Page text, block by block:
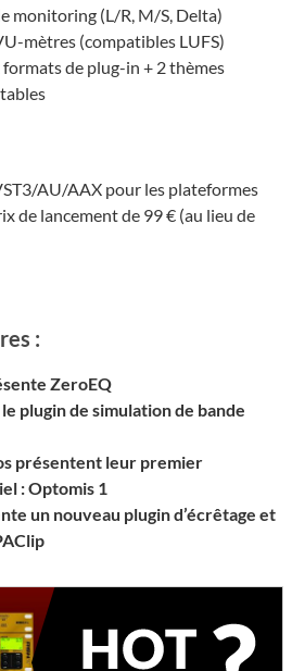
monitoring (L/R, M/S, Delta)
mètres (compatibles LUFS)
de plug-in + 2 thèmes
AU/AAX pour les plateformes
de lancement de 99 € (au lieu de
:
ZeroEQ
plugin de simulation de bande
présentent leur premier
: Optomis 1
un nouveau plugin d’écrêtage et